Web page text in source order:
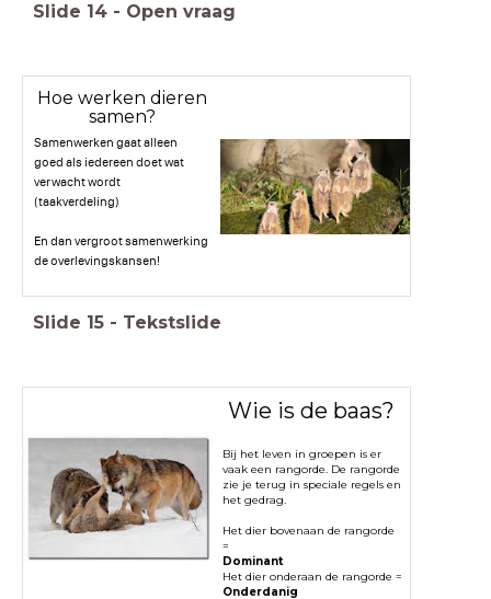
Slide 14 - Open vraag
Hoe werken dieren
samen?
Samenwerken gaat alleen
goed als iedereen doet wat
verwacht wordt
(taakverdeling)
En dan vergroot samenwerking
de overlevingskansen!
Slide 15 - Tekstslide
Wie is de baas?
Bij het leven in groepen is er
vaak een rangorde. De rangorde
zie je terug in speciale regels en
het gedrag.
Het dier bovenaan de rangorde
=
Dominant
Het dier onderaan de rangorde =
Onderdanig